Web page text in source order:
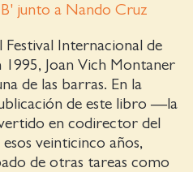
junto a Nando Cruz
Internacional de
1995, Joan Vich Montaner
de las barras. En la
de este libro —la
en codirector del
veinticinco años,
de otras tareas como